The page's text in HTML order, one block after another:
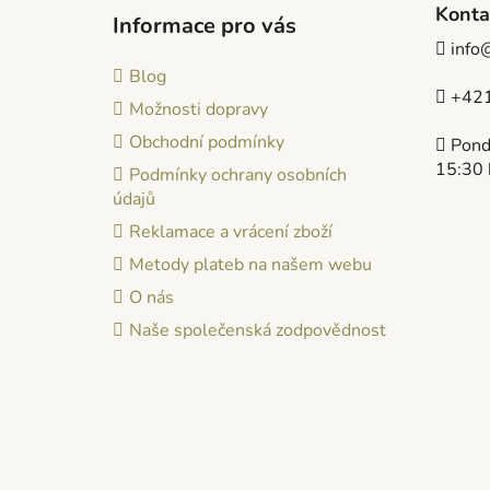
Informace pro vás
Blog
Možnosti dopravy
Obchodní podmínky
Podmínky ochrany osobních
údajů
Reklamace a vrácení zboží
Metody plateb na našem webu
O nás
Naše společenská zodpovědnost
15:30